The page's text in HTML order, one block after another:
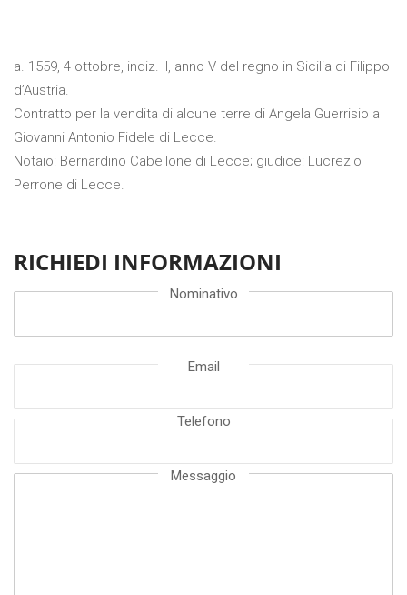
a. 1559, 4 ottobre, indiz. II, anno V del regno in Sicilia di Filippo
d’Austria.
Contratto per la vendita di alcune terre di Angela Guerrisio a
Giovanni Antonio Fidele di Lecce.
Notaio: Bernardino Cabellone di Lecce; giudice: Lucrezio
Perrone di Lecce.
RICHIEDI INFORMAZIONI
Nominativo
Email
Telefono
Messaggio